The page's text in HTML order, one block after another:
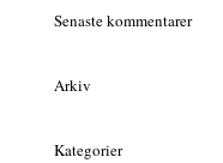
Senaste kommentarer
Arkiv
Kategorier